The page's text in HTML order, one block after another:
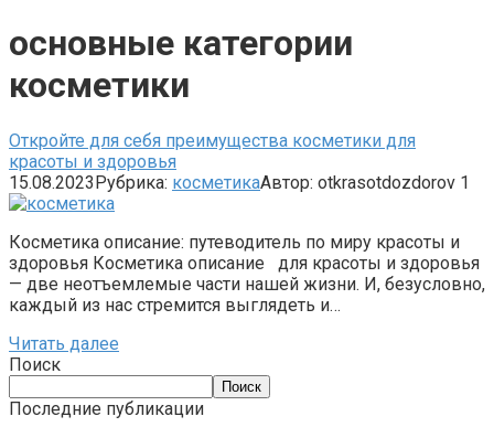
основные категории
косметики
Откройте для себя преимущества косметики для
красоты и здоровья
15.08.2023Рубрика: косметикаАвтор: otkrasotdozdorov 1
Косметика описание: путеводитель по миру красоты и
здоровья Косметика описание для красоты и здоровья
— две неотъемлемые части нашей жизни. И, безусловно,
каждый из нас стремится выглядеть и…
Читать далее
Поиск
Поиск
Последние публикации